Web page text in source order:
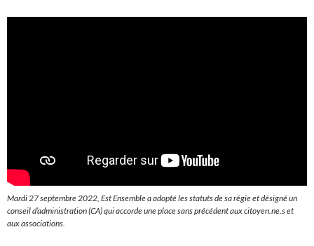
Mardi 27 septembre 2022, Est Ensemble a adopté les statuts de sa régie et désigné un
conseil d’administration (CA) qui accorde une place sans précédent aux citoyen.ne.s et
aux associations.